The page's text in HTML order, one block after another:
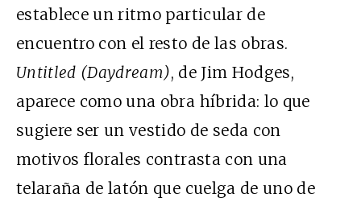
establece un ritmo particular de
encuentro con el resto de las obras.
Untitled (Daydream), de Jim Hodges,
aparece como una obra híbrida: lo que
sugiere ser un vestido de seda con
motivos florales contrasta con una
telaraña de latón que cuelga de uno de